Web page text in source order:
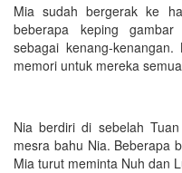
Mia sudah bergerak ke
beberapa keping gambar
sebagai kenang-
memori untuk mereka
Nia berdiri di sebelah
mesra bahu Nia. Beberapa
Mia turut meminta Nuh dan